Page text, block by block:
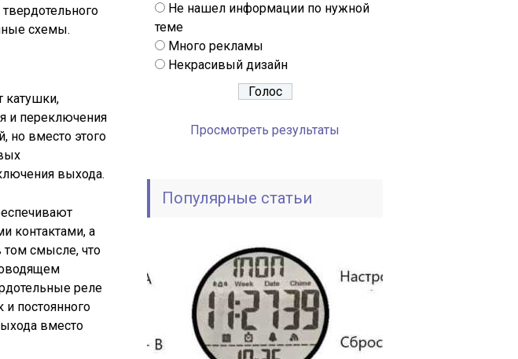
схемы.
катушки,
и переключения
но вместо этого
выхода.
контактами, а
том смысле, что
реле
постоянного
вместо
Не нашел информации по нужной
теме
Много рекламы
Некрасивый дизайн
Просмотреть результаты
Популярные статьи